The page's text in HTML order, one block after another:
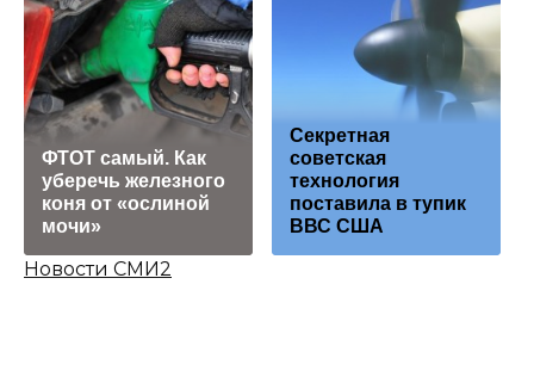
ФТОТ самый. Как
уберечь железного
коня от «ослиной
мочи»
Секретная
советская
технология
поставила в тупик
ВВС США
Новости СМИ2